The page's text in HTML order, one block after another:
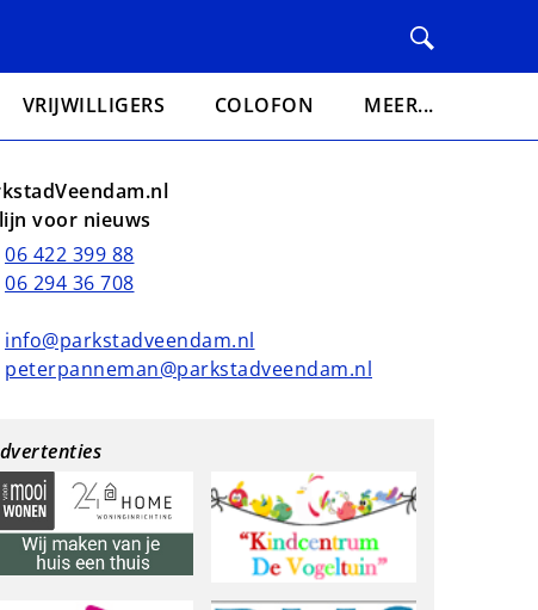
VRIJWILLIGERS COLOFON MEER...
voor nieuws
06 422 399 88
06 294 36 708
info@parkstadveendam.nl
peterpanneman@parkstadveendam.nl